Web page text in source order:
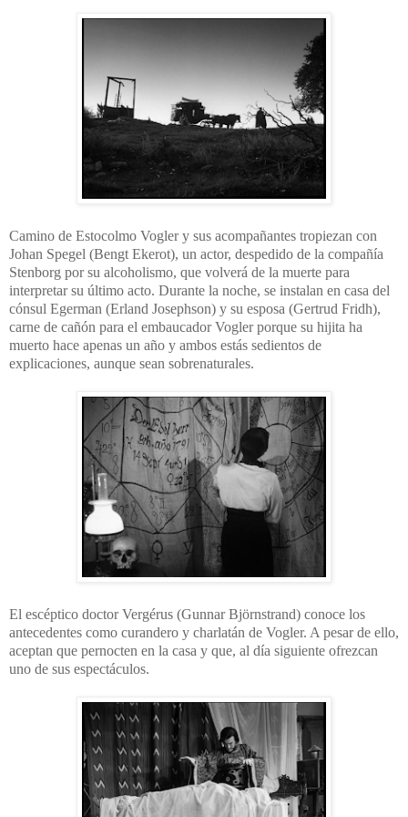
Camino de Estocolmo Vogler y sus acompañantes tropiezan con
Johan Spegel (Bengt Ekerot), un actor, despedido de la compañía
Stenborg por su alcoholismo, que volverá de la muerte para
interpretar su último acto. Durante la noche, se instalan en casa del
cónsul Egerman (Erland Josephson) y su esposa (Gertrud Fridh),
carne de cañón para el embaucador Vogler porque su hijita ha
muerto hace apenas un año y ambos estás sedientos de
explicaciones, aunque sean sobrenaturales.
El escéptico doctor Vergérus (Gunnar Björnstrand) conoce los
antecedentes como curandero y charlatán de Vogler. A pesar de ello,
aceptan que pernocten en la casa y que, al día siguiente ofrezcan
uno de sus espectáculos.